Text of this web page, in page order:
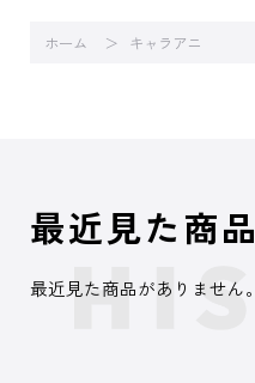
ホーム キャラアニ
最近見た商品
最近見た商品がありません。